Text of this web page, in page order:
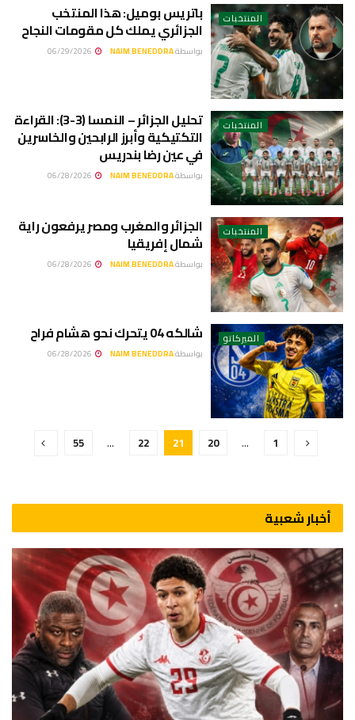
المنتخبات باتريس بوميل: هذا المنتخب
الجزائري يملك كل مقومات النجاح
بواسطةNAIM BENEDDRA
المنتخبات تحليل الجزائر – النمسا (3-3): القراءة
التكتيكية وأبرز الرابحين والخاسرين
في عين رضا بندريس
بواسطةNAIM BENEDDRA
المنتخبات الجزائر والمغرب ومصر يرفعون راية
شمال إفريقيا
بواسطةNAIM BENEDDRA
الميركاتو شالكه 04 يتحرك نحو هشام فراح
بواسطةNAIM BENEDDRA
1
…
20
21
22
…
55
أخبار شعبية